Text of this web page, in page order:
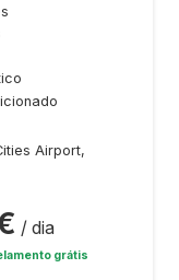
Airport,
/ dia
grátis